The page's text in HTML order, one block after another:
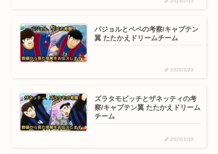
パジョルとペペの考察/キャプテン
翼 たたかえドリームチーム
2025/1/23
ズラタモビッチとザネッティの考
察/キャプテン翼 たたかえドリーム
チーム
2025/1/18